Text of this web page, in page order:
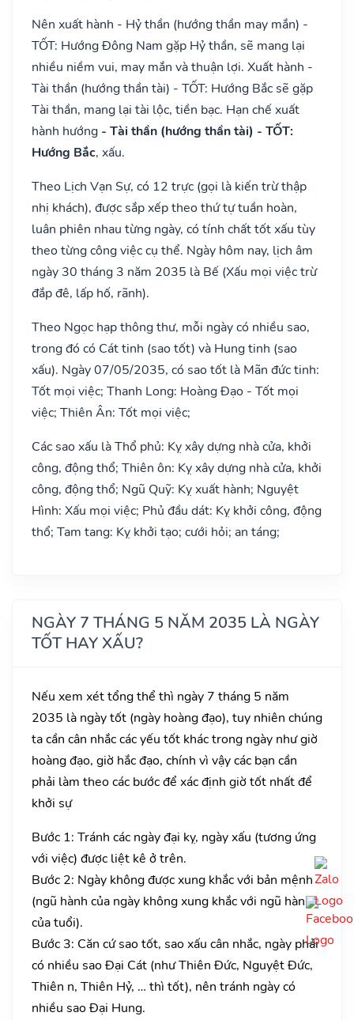
Nên xuất hành - Hỷ thần (hướng thần may mắn) -
TỐT: Hướng Đông Nam gặp Hỷ thần, sẽ mang lại
nhiều niềm vui, may mắn và thuận lợi. Xuất hành -
Tài thần (hướng thần tài) - TỐT: Hướng Bắc sẽ gặp
Tài thần, mang lại tài lộc, tiền bạc. Hạn chế xuất
hành hướng - Tài thần (hướng thần tài) - TỐT:
Hướng Bắc, xấu.
Theo Lịch Vạn Sự, có 12 trực (gọi là kiến trừ thập
nhị khách), được sắp xếp theo thứ tự tuần hoàn,
luân phiên nhau từng ngày, có tính chất tốt xấu tùy
theo từng công việc cụ thể. Ngày hôm nay, lịch âm
ngày 30 tháng 3 năm 2035 là Bế (Xấu mọi việc trừ
đắp đê, lấp hố, rãnh).
Theo Ngọc hạp thông thư, mỗi ngày có nhiều sao,
trong đó có Cát tinh (sao tốt) và Hung tinh (sao
xấu). Ngày 07/05/2035, có sao tốt là Mãn đức tinh:
Tốt mọi việc; Thanh Long: Hoàng Đạo - Tốt mọi
việc; Thiên Ân: Tốt mọi việc;
Các sao xấu là Thổ phủ: Kỵ xây dựng nhà cửa, khởi
công, động thổ; Thiên ôn: Kỵ xây dựng nhà cửa, khởi
công, động thổ; Ngũ Quỹ: Kỵ xuất hành; Nguyệt
Hình: Xấu mọi việc; Phủ đầu dát: Kỵ khởi công, động
thổ; Tam tang: Kỵ khởi tạo; cưới hỏi; an táng;
NGÀY 7 THÁNG 5 NĂM 2035 LÀ NGÀY
TỐT HAY XẤU?
Nếu xem xét tổng thể thì ngày 7 tháng 5 năm
2035 là ngày tốt (ngày hoàng đạo), tuy nhiên chúng
ta cần cân nhắc các yếu tốt khác trong ngày như giờ
hoàng đạo, giờ hắc đạo, chính vì vậy các bạn cần
phải làm theo các bước để xác định giờ tốt nhất để
khởi sự
Bước 1: Tránh các ngày đại kỵ, ngày xấu (tương ứng
với việc) được liệt kê ở trên.
Bước 2: Ngày không được xung khắc với bản mệnh
(ngũ hành của ngày không xung khắc với ngũ hành
của tuổi).
Bước 3: Căn cứ sao tốt, sao xấu cân nhắc, ngày phải
có nhiều sao Đại Cát (như Thiên Đức, Nguyệt Đức,
Thiên n, Thiên Hỷ, … thì tốt), nên tránh ngày có
nhiều sao Đại Hung.